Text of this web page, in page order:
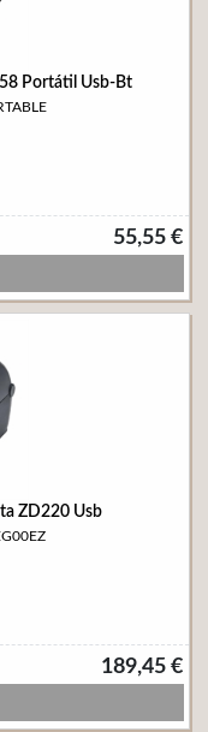
Portátil Usb-Bt
55,55 €
ZD220 Usb
189,45 €